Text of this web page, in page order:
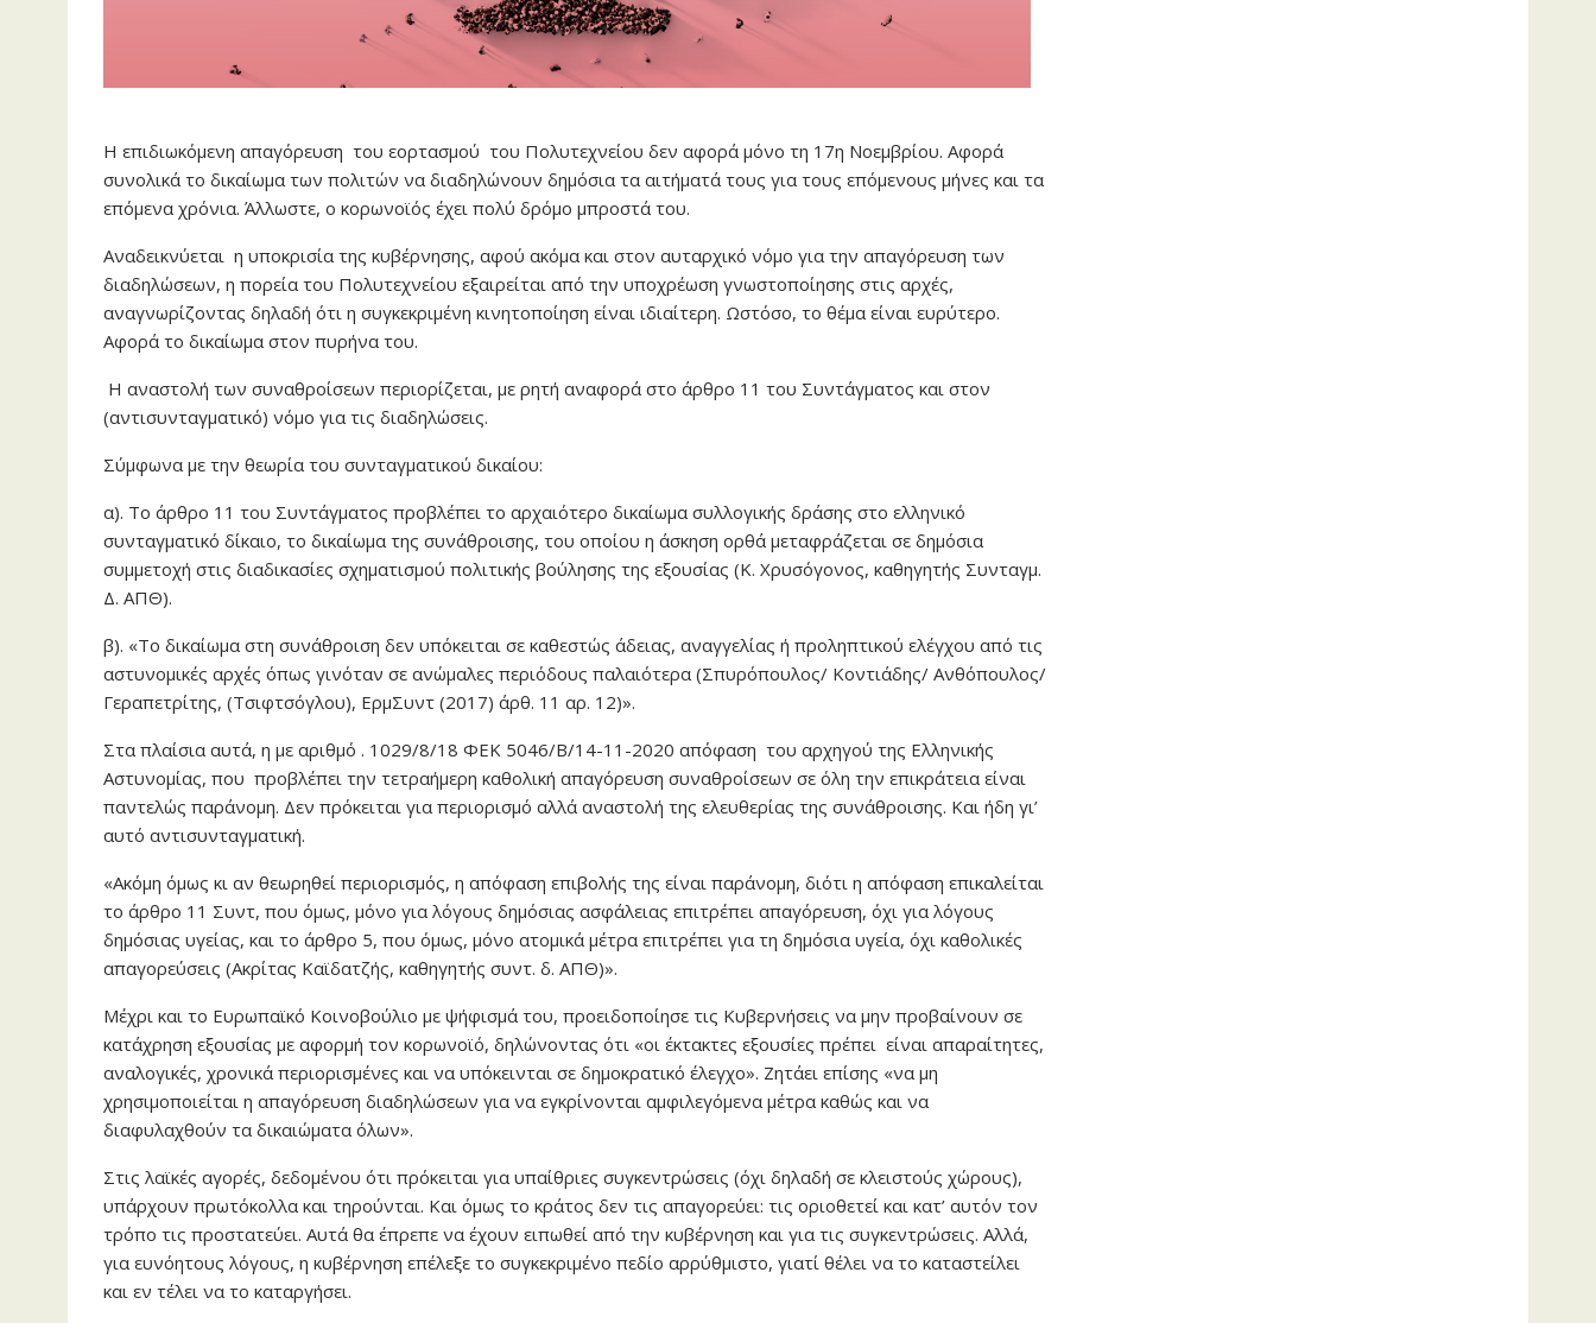
Η επιδιωκόμενη απαγόρευση του εορτασμού του Πολυτεχνείου δεν αφορά μόνο τη 17η Νοεμβρίου. Αφορά
συνολικά το δικαίωμα των πολιτών να διαδηλώνουν δημόσια τα αιτήματά τους για τους επόμενους μήνες και τα
επόμενα χρόνια. Άλλωστε, ο κορωνοϊός έχει πολύ δρόμο μπροστά του.
Αναδεικνύεται η υποκρισία της κυβέρνησης, αφού ακόμα και στον αυταρχικό νόμο για την απαγόρευση των
διαδηλώσεων, η πορεία του Πολυτεχνείου εξαιρείται από την υποχρέωση γνωστοποίησης στις αρχές,
αναγνωρίζοντας δηλαδή ότι η συγκεκριμένη κινητοποίηση είναι ιδιαίτερη. Ωστόσο, το θέμα είναι ευρύτερο.
Αφορά το δικαίωμα στον πυρήνα του.
Η αναστολή των συναθροίσεων περιορίζεται, με ρητή αναφορά στο άρθρο 11 του Συντάγματος και στον
(αντισυνταγματικό) νόμο για τις διαδηλώσεις.
Σύμφωνα με την θεωρία του συνταγματικού δικαίου:
α). Το άρθρο 11 του Συντάγματος προβλέπει το αρχαιότερο δικαίωμα συλλογικής δράσης στο ελληνικό
συνταγματικό δίκαιο, το δικαίωμα της συνάθροισης, του οποίου η άσκηση ορθά μεταφράζεται σε δημόσια
συμμετοχή στις διαδικασίες σχηματισμού πολιτικής βούλησης της εξουσίας (Κ. Χρυσόγονος, καθηγητής Συνταγμ.
Δ. ΑΠΘ).
β). «Το δικαίωμα στη συνάθροιση δεν υπόκειται σε καθεστώς άδειας, αναγγελίας ή προληπτικού ελέγχου από τις
αστυνομικές αρχές όπως γινόταν σε ανώμαλες περιόδους παλαιότερα (Σπυρόπουλος/ Κοντιάδης/ Ανθόπουλος/
Γεραπετρίτης, (Τσιφτσόγλου), ΕρμΣυντ (2017) άρθ. 11 αρ. 12)».
Στα πλαίσια αυτά, η με αριθμό . 1029/8/18 ΦΕΚ 5046/Β/14-11-2020 απόφαση του αρχηγού της Ελληνικής
Αστυνομίας, που προβλέπει την τετραήμερη καθολική απαγόρευση συναθροίσεων σε όλη την επικράτεια είναι
παντελώς παράνομη. Δεν πρόκειται για περιορισμό αλλά αναστολή της ελευθερίας της συνάθροισης. Και ήδη γι’
αυτό αντισυνταγματική.
«Ακόμη όμως κι αν θεωρηθεί περιορισμός, η απόφαση επιβολής της είναι παράνομη, διότι η απόφαση επικαλείται
το άρθρο 11 Συντ, που όμως, μόνο για λόγους δημόσιας ασφάλειας επιτρέπει απαγόρευση, όχι για λόγους
δημόσιας υγείας, και το άρθρο 5, που όμως, μόνο ατομικά μέτρα επιτρέπει για τη δημόσια υγεία, όχι καθολικές
απαγορεύσεις (Ακρίτας Καϊδατζής, καθηγητής συντ. δ. ΑΠΘ)».
Μέχρι και το Ευρωπαϊκό Κοινοβούλιο με ψήφισμά του, προειδοποίησε τις Κυβερνήσεις να μην προβαίνουν σε
κατάχρηση εξουσίας με αφορμή τον κορωνοϊό, δηλώνοντας ότι «οι έκτακτες εξουσίες πρέπει είναι απαραίτητες,
αναλογικές, χρονικά περιορισμένες και να υπόκεινται σε δημοκρατικό έλεγχο». Ζητάει επίσης «να μη
χρησιμοποιείται η απαγόρευση διαδηλώσεων για να εγκρίνονται αμφιλεγόμενα μέτρα καθώς και να
διαφυλαχθούν τα δικαιώματα όλων».
Στις λαϊκές αγορές, δεδομένου ότι πρόκειται για υπαίθριες συγκεντρώσεις (όχι δηλαδή σε κλειστούς χώρους),
υπάρχουν πρωτόκολλα και τηρούνται. Και όμως το κράτος δεν τις απαγορεύει: τις οριοθετεί και κατ’ αυτόν τον
τρόπο τις προστατεύει. Αυτά θα έπρεπε να έχουν ειπωθεί από την κυβέρνηση και για τις συγκεντρώσεις. Αλλά,
για ευνόητους λόγους, η κυβέρνηση επέλεξε το συγκεκριμένο πεδίο αρρύθμιστο, γιατί θέλει να το καταστείλει
και εν τέλει να το καταργήσει.